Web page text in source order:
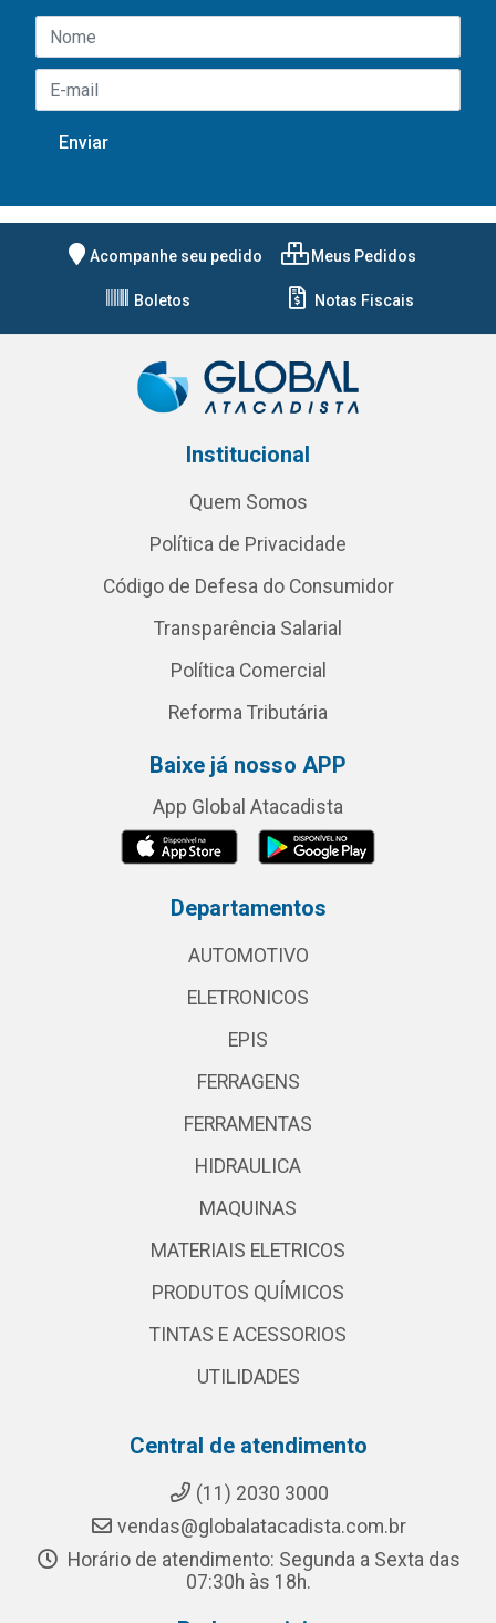
Acompanhe seu pedido Meus Pedidos
Boletos Notas Fiscais
Institucional
Quem Somos
Política de Privacidade
Código de Defesa do Consumidor
Transparência Salarial
Política Comercial
Reforma Tributária
Baixe já nosso APP
App Global Atacadista
Departamentos
AUTOMOTIVO
ELETRONICOS
EPIS
FERRAGENS
FERRAMENTAS
HIDRAULICA
MAQUINAS
MATERIAIS ELETRICOS
PRODUTOS QUÍMICOS
TINTAS E ACESSORIOS
UTILIDADES
Central de atendimento
(11) 2030 3000
vendas@globalatacadista.com.br
Horário de atendimento: Segunda a Sexta das
07:30h às 18h.